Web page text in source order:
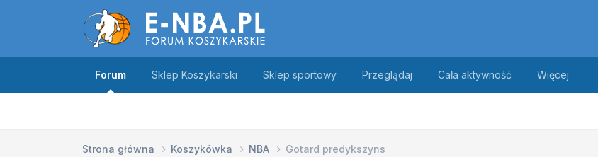
Forum Sklep Koszykarski Sklep sportowy Przeglądaj Cała aktywność Więcej
Strona główna Koszykówka NBA Gotard predykszyns